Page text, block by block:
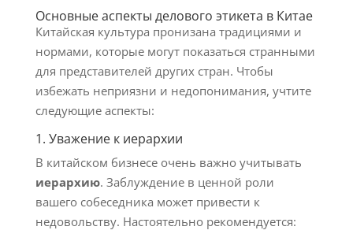
Основные аспекты делового этикета в Китае
Китайская культура пронизана традициями и
нормами, которые могут показаться странными
для представителей других стран. Чтобы
избежать неприязни и недопонимания, учтите
следующие аспекты:
1. Уважение к иерархии
В китайском бизнесе очень важно учитывать
иерархию. Заблуждение в ценной роли
вашего собеседника может привести к
недовольству. Настоятельно рекомендуется: